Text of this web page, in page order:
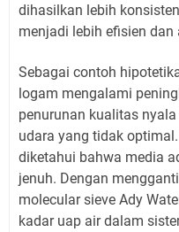
dihasilkan lebih
menjadi lebih efisien dan
Sebagai contoh
logam mengalami
penurunan kualitas
udara yang tidak
diketahui bahwa media
jenuh. Dengan
molecular sieve Ady
kadar uap air dalam